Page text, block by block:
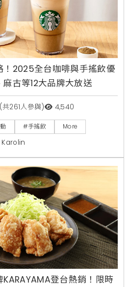
！2025全台咖啡與手搖飲優
古等12大品牌大放送
(共261人參與) 4,540
#手搖飲 More
Karolin
登台熱銷！限時